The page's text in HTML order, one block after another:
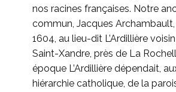
nos racines françaises. Notre
commun, Jacques
1604, au lieu-dit L’Ardillière
Saint-Xandre, près de La
époque L’Ardillière dépendait,
hiérarchie catholique, de la